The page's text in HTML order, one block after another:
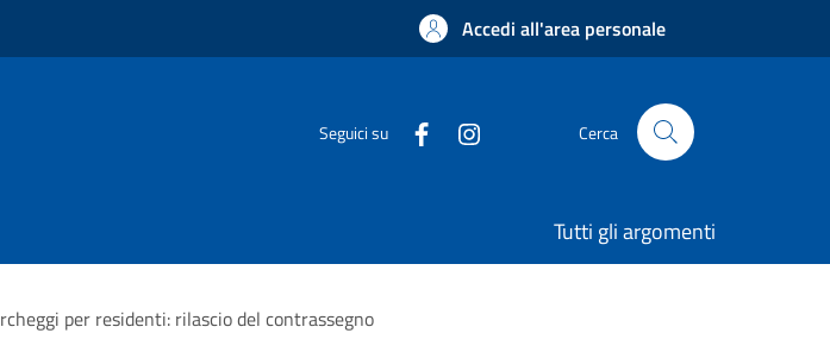
Accedi all'area personale
Seguici su Cerca
Tutti gli argomenti
per residenti: rilascio del contrassegno